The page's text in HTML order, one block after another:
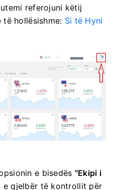
referojuni këtij
hollësishme: Si të Hyni
e bisedës "Ekipi i
e gjelbër të kontrollit për